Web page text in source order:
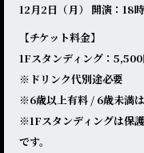
12月2日（月） 開演：18
【チケット料金】
1Fスタンディング：
※ドリンク代別途必要
※6歳以上有料 / 6歳未満
※1Fスタンディングは保
です。